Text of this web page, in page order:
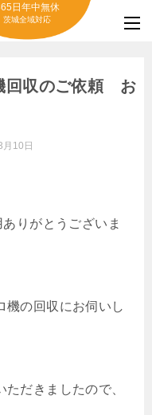
日年中無休
茨城全域対応
回収のご依頼 お
10日
りがとうございま
機の回収にお伺いし
だきましたので、